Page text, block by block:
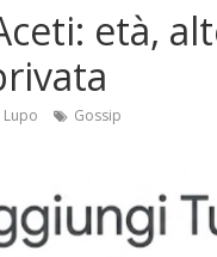
età,
Lupo Gossip